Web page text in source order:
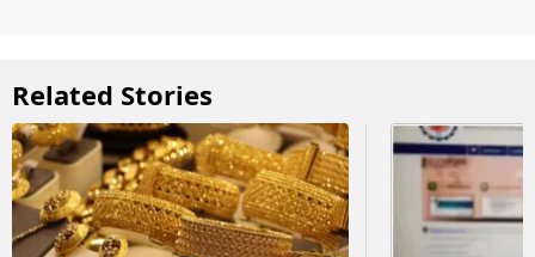
Related Stories